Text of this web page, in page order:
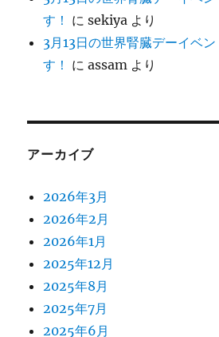
す！ にsekiya より
3月13日の世界腎臓デーイベ
す！ にassam より
アーカイブ
2026年3月
2026年2月
2026年1月
2025年12月
2025年8月
2025年7月
2025年6月